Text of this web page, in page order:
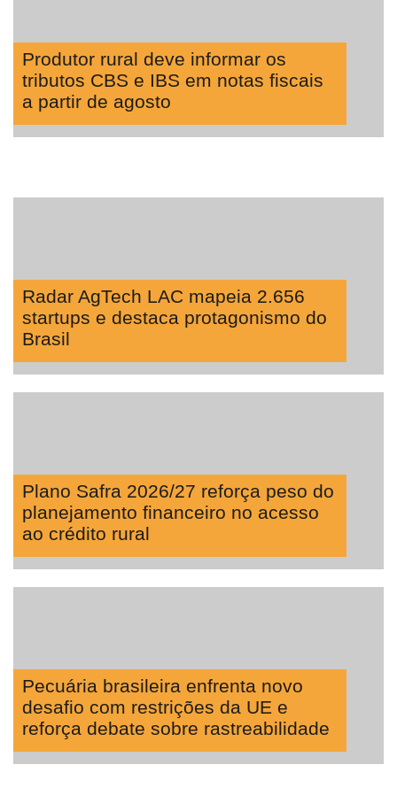
Produtor rural deve informar os
tributos CBS e IBS em notas fiscais
a partir de agosto
Radar AgTech LAC mapeia 2.656
startups e destaca protagonismo do
Brasil
Plano Safra 2026/27 reforça peso do
planejamento financeiro no acesso
ao crédito rural
Pecuária brasileira enfrenta novo
desafio com restrições da UE e
reforça debate sobre rastreabilidade